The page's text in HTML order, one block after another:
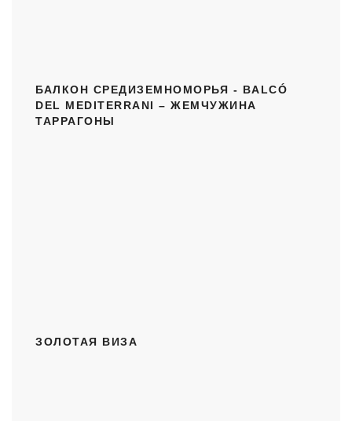
БАЛКОН СРЕДИЗЕМНОМОРЬЯ - BALCÓ
DEL MEDITERRANI – ЖЕМЧУЖИНА
ТАРРАГОНЫ
ЗОЛОТАЯ ВИЗА